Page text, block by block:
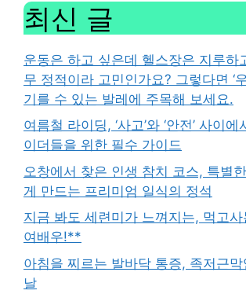
최신 글
운동은 하고 싶은데 헬스장은 지루하
무 정적이라 고민인가요? 그렇다면 ‘
기를 수 있는 발레에 주목해 보세요.
여름철 라이딩, ‘사고’와 ‘안전’ 사이
이더들을 위한 필수 가이드
오창에서 찾은 인생 참치 코스, 특별
게 만드는 프리미엄 일식의 정석
지금 봐도 세련미가 느껴지는, 먹고사
여배우!**
아침을 찌르는 발바닥 통증, 족저근
날